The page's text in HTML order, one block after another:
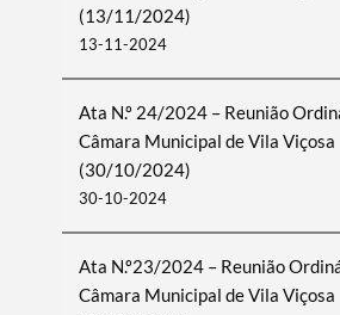
(13/11/2024)
13-11-2024
Ata N.º 24/2024 – Reunião
Câmara Municipal de Vila Viçosa
(30/10/2024)
30-10-2024
Ata N.º23/2024 – Reunião
Câmara Municipal de Vila Viçosa